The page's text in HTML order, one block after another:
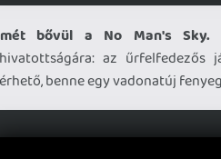
bővül a No Man's Sky.
az űrfelfedezős
benne egy vadonatúj